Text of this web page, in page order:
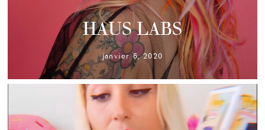
HAUS LABS
janvier 6, 2020